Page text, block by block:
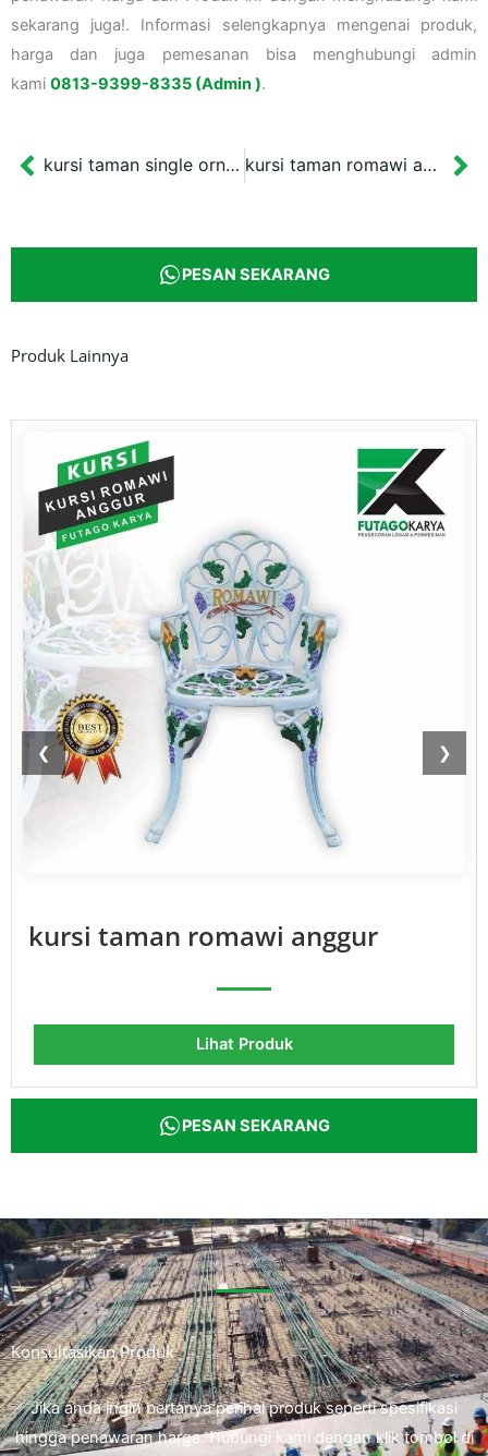
sekarang juga!. Informasi selengkapnya mengenai produk,
harga dan juga pemesanan bisa menghubungi admin
kami 0813-9399-8335 (Admin ).
Prev kursi taman single ornamen ikan koi warna hitam kursi taman romawi anggur
PESAN SEKARANG
Produk Lainnya
❮ ❯
kursi taman romawi anggur
Lihat Produk
PESAN SEKARANG
Konsultasikan Produk
Jika anda ingin bertanya perihal produk seperti spesifikasi
hingga penawaran harga. Hubungi kami dengan klik tombol di